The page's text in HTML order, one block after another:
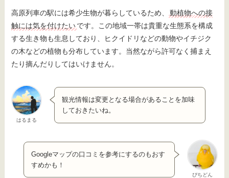
高原列車の駅には希少生物が暮らしているため、
動植物への接
触には気を付けたいです。この地域一帯は貴重な生態系を構成
する生き物も生息しており、ヒクイドリなどの動物やイチジク
の木などの植物も分布しています。当然ながら許可なく捕まえ
たり摘んだりしてはいけません。
はるまる
観光情報は変更となる場合があることを加味
しておきたいね。
ぴちどん
Googleマップの口コミを参考にするのもおす
すめかも！